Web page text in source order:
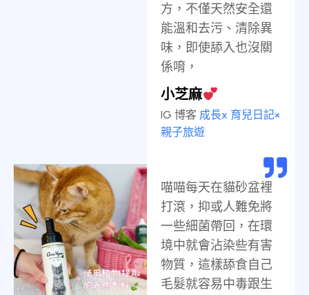
方，不僅天然安全還
能溫和去污、清除異
味，即使舔入也沒關
係唷，
小芝麻
IG 博客 成長x 育兒日記×
親子旅遊
喵喵每天在貓砂盆裡
打滾，抑或人難免將
一些細菌帶回，在環
境中就會沾染些有害
物質，這樣舔食自己
毛髮就容易中毒跟生